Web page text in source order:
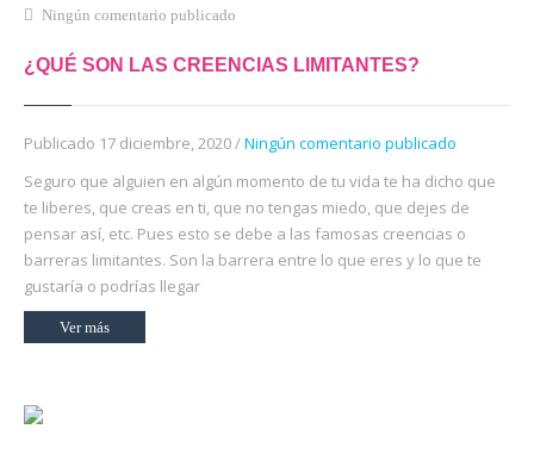
Ningún comentario publicado
¿QUÉ SON LAS CREENCIAS LIMITANTES?
Publicado 17 diciembre, 2020 /Ningún comentario publicado
Seguro que alguien en algún momento de tu vida te ha dicho que
te liberes, que creas en ti, que no tengas miedo, que dejes de
pensar así, etc. Pues esto se debe a las famosas creencias o
barreras limitantes. Son la barrera entre lo que eres y lo que te
gustaría o podrías llegar
Ver más